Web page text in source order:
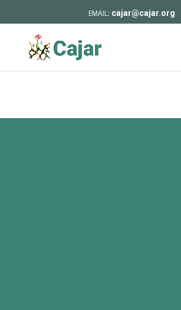
cajar@cajar.org